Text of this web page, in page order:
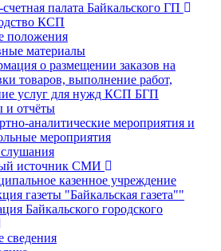
палата Байкальского ГП
КСП
положения
материалы
о размещении заказов на
товаров, выполнение работ,
услуг для нужд КСП БГП
и отчёты
аналитические мероприятия и
мероприятия
источник СМИ
казенное учреждение
газеты "Байкальская газета""
Байкальского городского